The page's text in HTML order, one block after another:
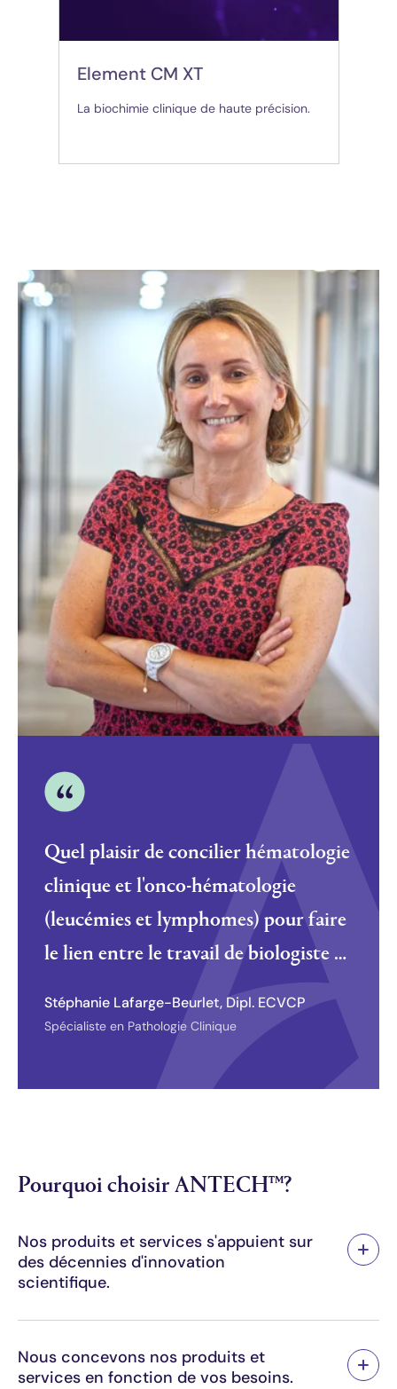
Element CM XT
La biochimie clinique de haute précision.
Quel plaisir de concilier hématologie
clinique et l'onco-hématologie
(leucémies et lymphomes) pour faire
le lien entre le travail de biologiste et
celui de clinicienne!
Stéphanie Lafarge-Beurlet, Dipl. ECVCP
Spécialiste en Pathologie Clinique
Pourquoi choisir ANTECH™?
Nos produits et services s'appuient sur
des décennies d'innovation
scientifique.
Nous concevons nos produits et
services en fonction de vos besoins.